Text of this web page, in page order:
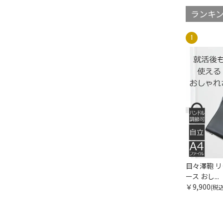
ランキ
目々澤鞄
ース おし...
￥9,900(税